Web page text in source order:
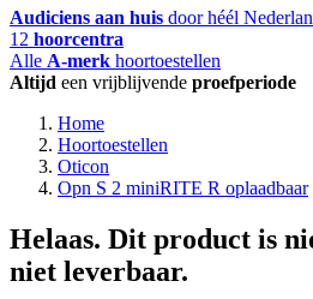
Audiciens aan huis door héél
12 hoorcentra
Alle A-merk hoortoestellen
Altijd een vrijblijvende proefperiode
Home
Hoortoestellen
Oticon
Opn S 2 miniRITE R oplaadbaar
Helaas. Dit product is
niet leverbaar.